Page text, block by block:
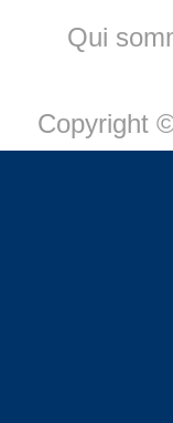
Qui
Copyright